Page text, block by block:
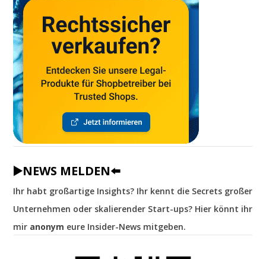
▶️NEWS MELDEN⬅️
Ihr habt großartige Insights? Ihr kennt die Secrets großer
Unternehmen oder skalierender Start-ups? Hier könnt ihr
mir anonym eure Insider-News mitgeben.